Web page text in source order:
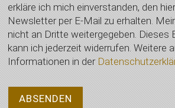
erkläre ich mich einverstanden, den
Newsletter per E-Mail zu erhalten.
nicht an Dritte weitergegeben. Dieses
kann ich jederzeit widerrufen. Weitere
Informationen in der